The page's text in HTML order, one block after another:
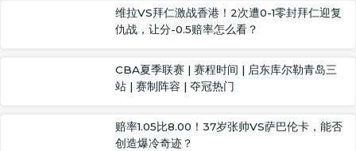
维拉VS拜仁激战香港！2次遭0-1零封拜仁迎复
仇战，让分-0.5赔率怎么看？
CBA夏季联赛 | 赛程时间 | 启东库尔勒青岛三
站 | 赛制阵容 | 夺冠热门
赔率1.05比8.00！37岁张帅VS萨巴伦卡，能否
创造爆冷奇迹？